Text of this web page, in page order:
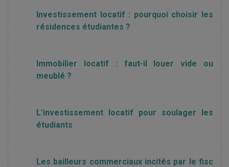
Investissement locatif : pourquoi choisir les
résidences étudiantes ?
Immobilier locatif : faut-il louer vide ou
meublé ?
L’investissement locatif pour soulager les
étudiants
Les bailleurs commerciaux incités par le fisc